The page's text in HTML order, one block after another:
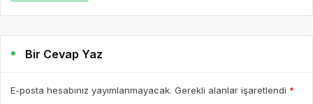
Bir Cevap Yaz
E-posta hesabınız yayımlanmayacak. Gerekli alanlar işaretlendi *